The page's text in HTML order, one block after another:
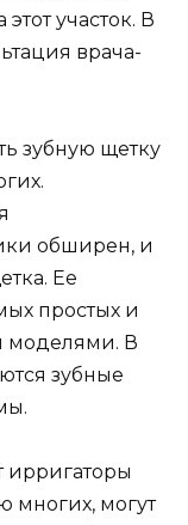
участок. В
врача-
зубную щетку
обширен, и
Ее
простых и
моделями. В
зубные
ирригаторы
многих, могут